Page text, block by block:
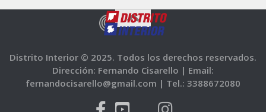
Distrito Interior © 2025. Todos los derechos reservados.
Dirección: Fernando Cisarello | Email:
fernandocisarello@gmail.com | Tel.: 3388672080